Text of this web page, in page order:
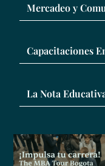
Mercadeo y
Capacitaciones
La Nota